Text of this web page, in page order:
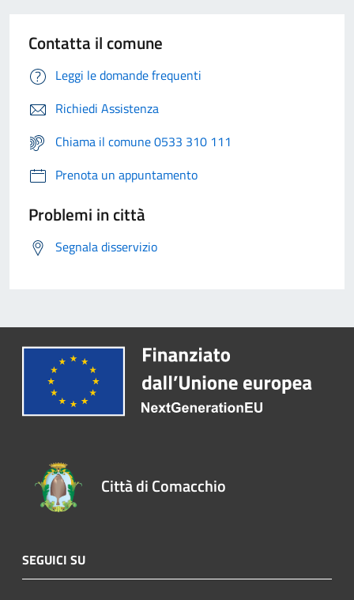
Contatta il comune
Leggi le domande frequenti
Richiedi Assistenza
Chiama il comune 0533 310 111
Prenota un appuntamento
Problemi in città
Segnala disservizio
Città di Comacchio
SEGUICI SU